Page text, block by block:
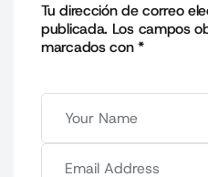
Tu dirección de correo
publicada. Los campos
marcados con*